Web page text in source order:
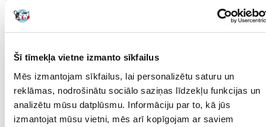
Šī tīmekļa vietne izmanto sīkfailus
Mēs izmantojam sīkfailus, lai personalizētu saturu un
reklāmas, nodrošinātu sociālo saziņas līdzekļu funkcijas un
analizētu mūsu datplūsmu. Informāciju par to, kā jūs
izmantojat mūsu vietni, mēs arī kopīgojam ar saviem
APRAKSTS
ATSAUKSMES
FOTOGRĀFIJA
SUPERMAXIdīķu filtru sūkļu paklājiņu nomaiņa. Tas nodrošina izcilu
mehānisko filtrāciju.
Tā ir arī dzīvotne labvēlīgajām nitrificējošajām baktērijām, tādējādi
nodrošinot
ūdens bioloģisko filtrāciju